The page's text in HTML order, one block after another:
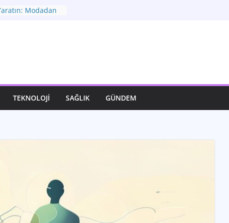
Modadan
Moda ve
TEKNOLOJI SAĞLIK GÜNDEM